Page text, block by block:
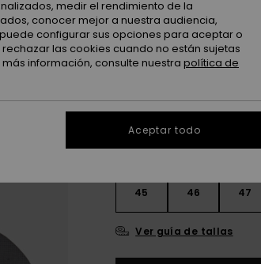
39 40 41
45 46 47
Ver guía de tallas
medir el rendimiento de la
conocer mejor a nuestra audiencia,
configurar sus opciones para aceptar o
las cookies cuando no están sujetas
información, consulte nuestra política de
Aceptar todo